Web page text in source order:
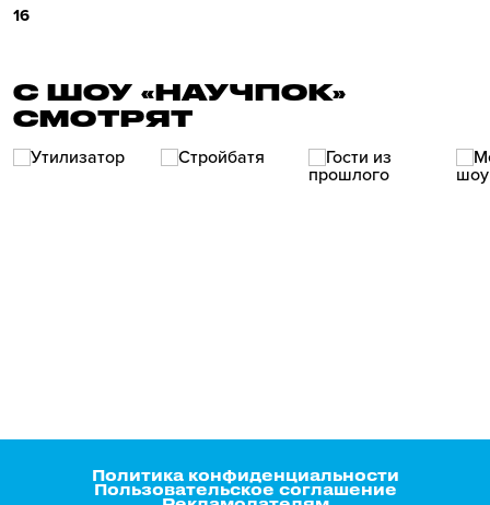
16
С ШОУ «НАУЧПОК»
СМОТРЯТ
Политика конфиденциальности
Пользовательское соглашение